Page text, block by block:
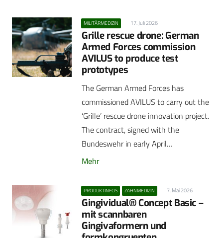
MILITÄRMEDIZIN 17. Juli 2026
Grille rescue drone: German
Armed Forces commission
AVILUS to produce test
prototypes
The German Armed Forces has
commissioned AVILUS to carry out the
‘Grille’ rescue drone innovation project.
The contract, signed with the
Bundeswehr in early April…
Mehr
PRODUKTINFOS ZAHNMEDIZIN 7. Mai 2026
Gingividual® Concept Basic –
mit scannbaren
Gingivaformern und